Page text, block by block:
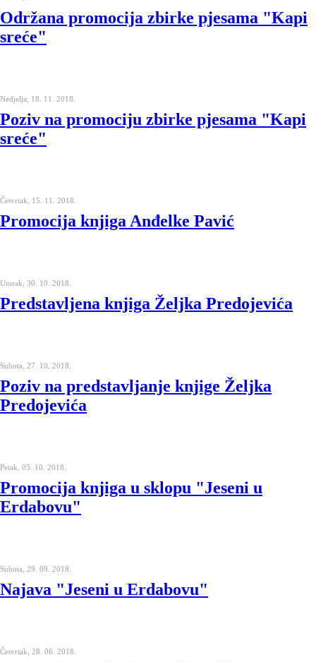
Održana promocija zbirke pjesama "Kapi
sreće"
Nedjelja, 18. 11. 2018.
Poziv na promociju zbirke pjesama "Kapi
sreće"
Četvrtak, 15. 11. 2018.
Promocija knjiga Anđelke Pavić
Utorak, 30. 10. 2018.
Predstavljena knjiga Željka Predojevića
Subota, 27. 10. 2018.
Poziv na predstavljanje knjige Željka
Predojevića
Petak, 05. 10. 2018.
Promocija knjiga u sklopu "Jeseni u
Erdabovu"
Subota, 29. 09. 2018.
Najava "Jeseni u Erdabovu"
Četvrtak, 28. 06. 2018.